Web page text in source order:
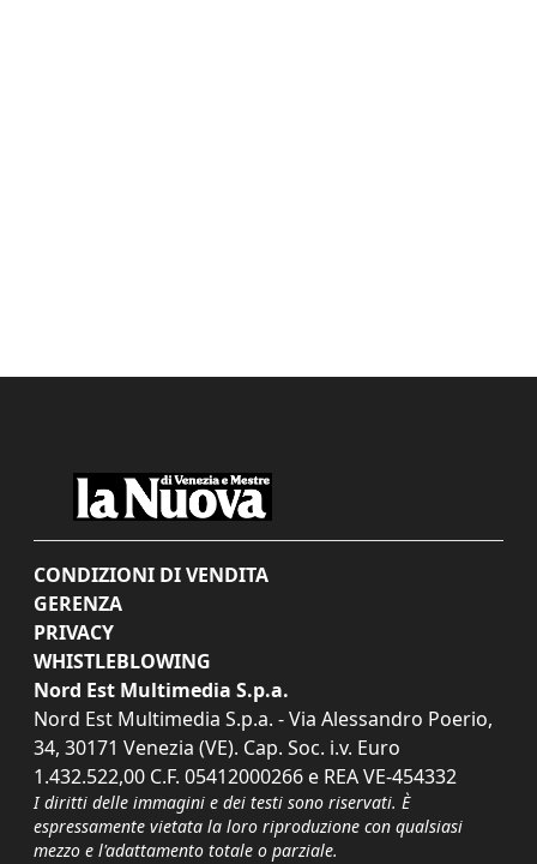
CONDIZIONI DI VENDITA
GERENZA
PRIVACY
WHISTLEBLOWING
Nord Est Multimedia S.p.a.
Nord Est Multimedia S.p.a. - Via Alessandro Poerio,
34, 30171 Venezia (VE). Cap. Soc. i.v. Euro
1.432.522,00 C.F. 05412000266 e REA VE-454332
I diritti delle immagini e dei testi sono riservati. È
espressamente vietata la loro riproduzione con qualsiasi
mezzo e l'adattamento totale o parziale.